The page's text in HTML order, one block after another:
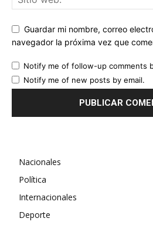
Guardar mi nombre, correo
navegador la próxima vez que
Notify me of follow-up comments
Notify me of new posts by email.
Nacionales
Política
Internacionales
Deporte